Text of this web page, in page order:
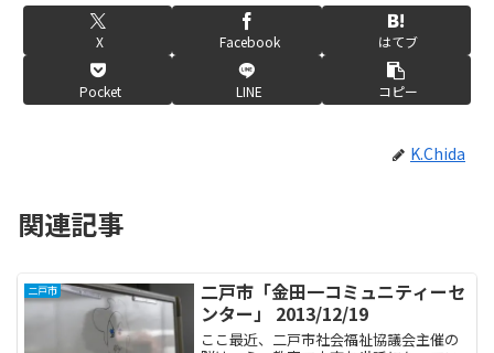
X Facebook はてブ
Pocket LINE コピー
K.Chida
関連記事
二戸市
二戸市「金田一コミュニティーセ
ンター」 2013/12/19
ここ最近、二戸市社会福祉協議会主催の